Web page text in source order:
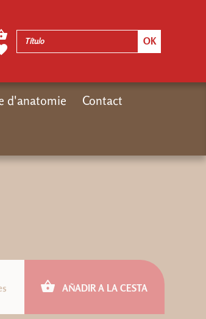
AÑADIR A LA CESTA
d'anatomie Contact